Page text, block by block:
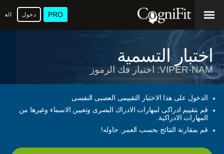
PRO دخول
اختبار التسمية
VIPER-NAM: اختبار فك الرموز
الدخول على هذا الاختبار التقييمى العصبى النفسى
قم بتقييم ادراكى لمهارات الادراك البصرى وتعيين الاسماء وغيرها من
المهارات الادراكية.
قم بمقارنة النتائج بحسب العمر. حاوله!